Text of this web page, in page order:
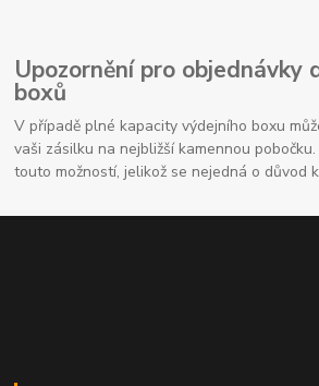
Upozornění pro objednávky
boxů
V případě plné kapacity výdejního boxu
vaši zásilku na nejbližší kamennou
touto možností, jelikož se nejedná o důvod